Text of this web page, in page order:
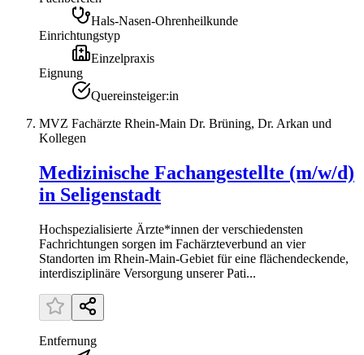
Hals-Nasen-Ohrenheilkunde
Einrichtungstyp
Einzelpraxis
Eignung
Quereinsteiger:in
MVZ Fachärzte Rhein-Main Dr. Brüning, Dr. Arkan und
Kollegen
Medizinische Fachangestellte (m/w/d)
in Seligenstadt
Hochspezialisierte Ärzte*innen der verschiedensten
Fachrichtungen sorgen im Fachärzteverbund an vier
Standorten im Rhein-Main-Gebiet für eine flächendeckende,
interdisziplinäre Versorgung unserer Pati...
Entfernung